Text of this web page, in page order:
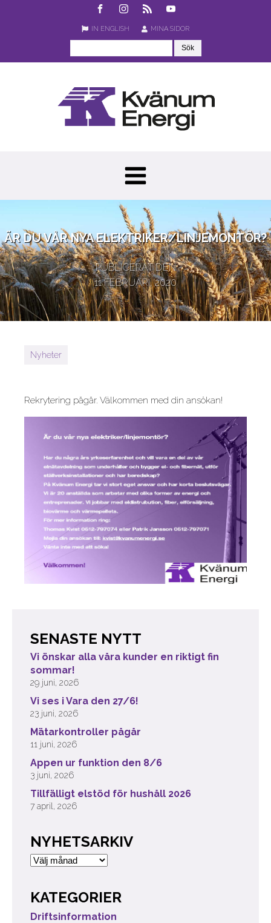
IN ENGLISH MINA SIDOR
ÄR DU VÅR NYA ELEKTRIKER/LINJEMONTÖR?
PUBLICERAT DEN
11 FEBRUARI, 2020
Nyheter
Rekrytering pågår. Välkommen med din ansökan!
SENASTE NYTT
Vi önskar alla våra kunder en riktigt fin
sommar!
29 juni, 2026
Vi ses i Vara den 27/6!
23 juni, 2026
Mätarkontroller pågår
11 juni, 2026
Appen ur funktion den 8/6
3 juni, 2026
Tillfälligt elstöd för hushåll 2026
7 april, 2026
NYHETSARKIV
Nyhetsarkiv
KATEGORIER
Driftsinformation